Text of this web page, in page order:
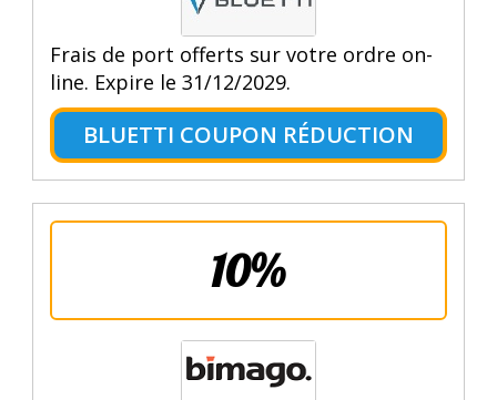
Frais de port offerts sur votre ordre on-
line. Expire le 31/12/2029.
BLUETTI COUPON RÉDUCTION
10%